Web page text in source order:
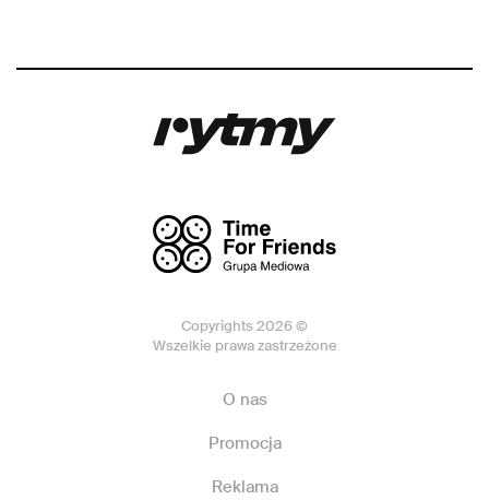
Copyrights 2026 ©
Wszelkie prawa zastrzeżone
O nas
Promocja
Reklama